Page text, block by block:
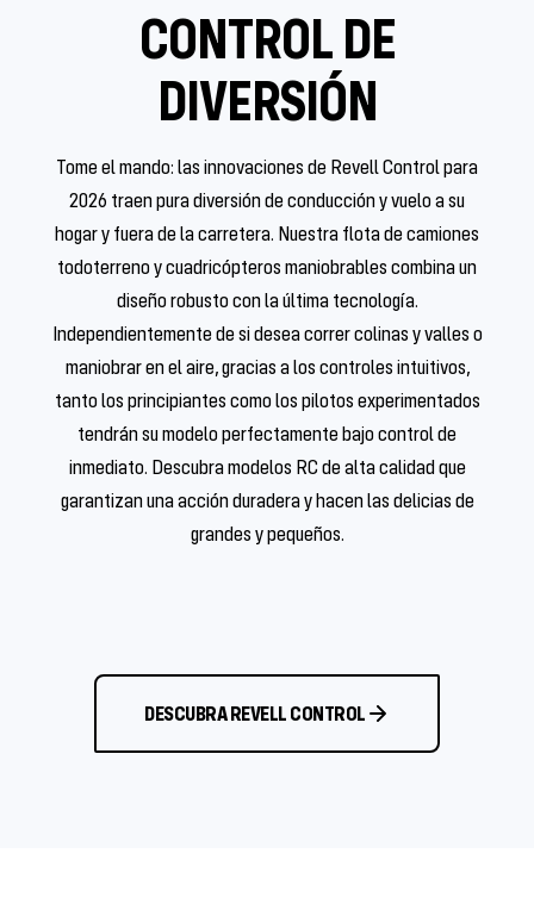
CONTROL DE
DIVERSIÓN
Tome el mando: las innovaciones de Revell Control para
2026 traen pura diversión de conducción y vuelo a su
hogar y fuera de la carretera. Nuestra flota de camiones
todoterreno y cuadricópteros maniobrables combina un
diseño robusto con la última tecnología.
Independientemente de si desea correr colinas y valles o
maniobrar en el aire, gracias a los controles intuitivos,
tanto los principiantes como los pilotos experimentados
tendrán su modelo perfectamente bajo control de
inmediato. Descubra modelos RC de alta calidad que
garantizan una acción duradera y hacen las delicias de
grandes y pequeños.
DESCUBRA REVELL CONTROL